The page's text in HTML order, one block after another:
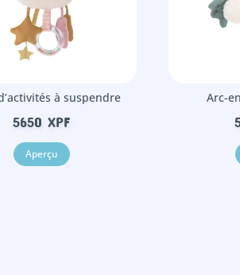
à suspendre
5650XPF
Aperçu
Arc-